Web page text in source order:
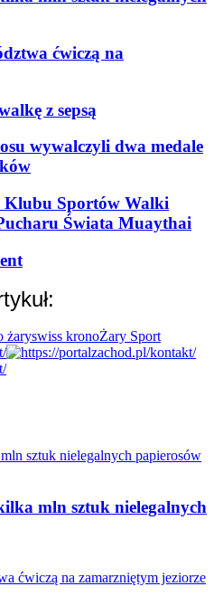
ćwiczą na
z sepsą
wywalczyli dwa medale
Klubu Sportów Walki
Świata Muaythai
żaryswiss kronoŻary Sport
mln sztuk nielegalnych